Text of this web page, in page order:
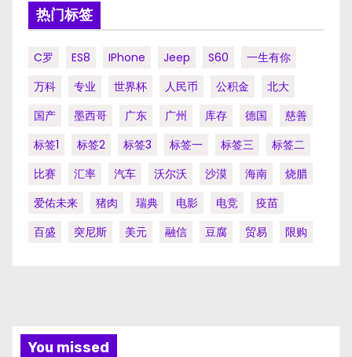
热门标签
C罗 ES8 IPhone Jeep S60
一生有你
万科
专业 世界杯 人民币 公积金
北大
国产
墨西哥 广东 广州 库存 德国
慈善
标签1
标签2 标签3 标签一 标签三
标签二
比赛
汇率 汽车 沃尔沃 沙漠 海南
烧腊
爱佑未来
猪肉 瑞典 电影 电竞
疫苗
百盛
突尼斯 美元 融信 豆腐 贸易 限购
You missed